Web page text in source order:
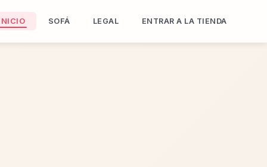
SOFÁ LEGAL ENTRAR A LA TIENDA